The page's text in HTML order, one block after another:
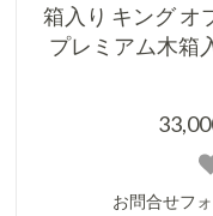
箱入り キング オ
プレミアム木箱
お問合せフ